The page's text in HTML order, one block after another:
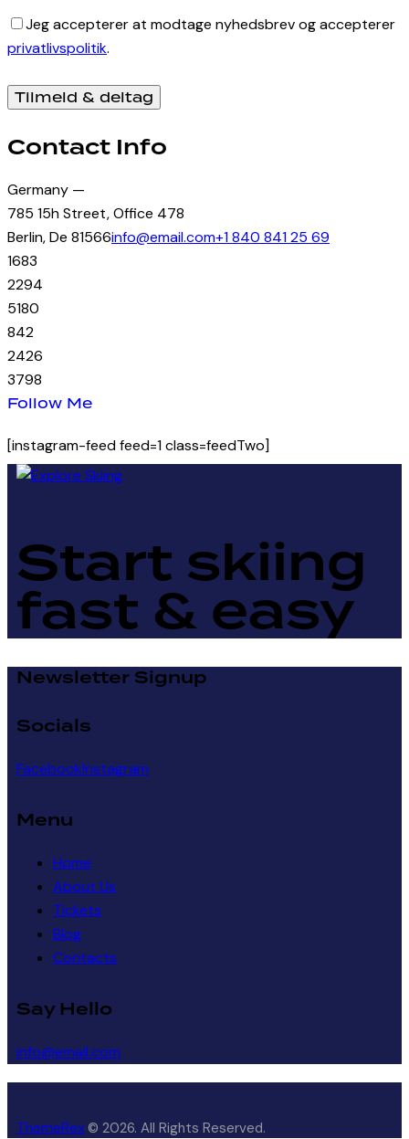
Jeg accepterer at modtage nyhedsbrev og accepterer
privatlivspolitik.
Contact Info
Germany —
785 15h Street, Office 478
Berlin, De 81566info@email.com+1 840 841 25 69
1683
2294
5180
842
2426
3798
Follow Me
[instagram-feed feed=1 class=feedTwo]
Start skiing
fast & easy
Newsletter Signup
Socials
FacebookInstagram
Menu
Home
About Us
Tickets
Blog
Contacts
Say Hello
info@email.com
ThemeRex © 2026. All Rights Reserved.